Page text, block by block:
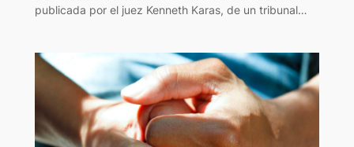
publicada por el juez Kenneth Karas, de un tribunal…